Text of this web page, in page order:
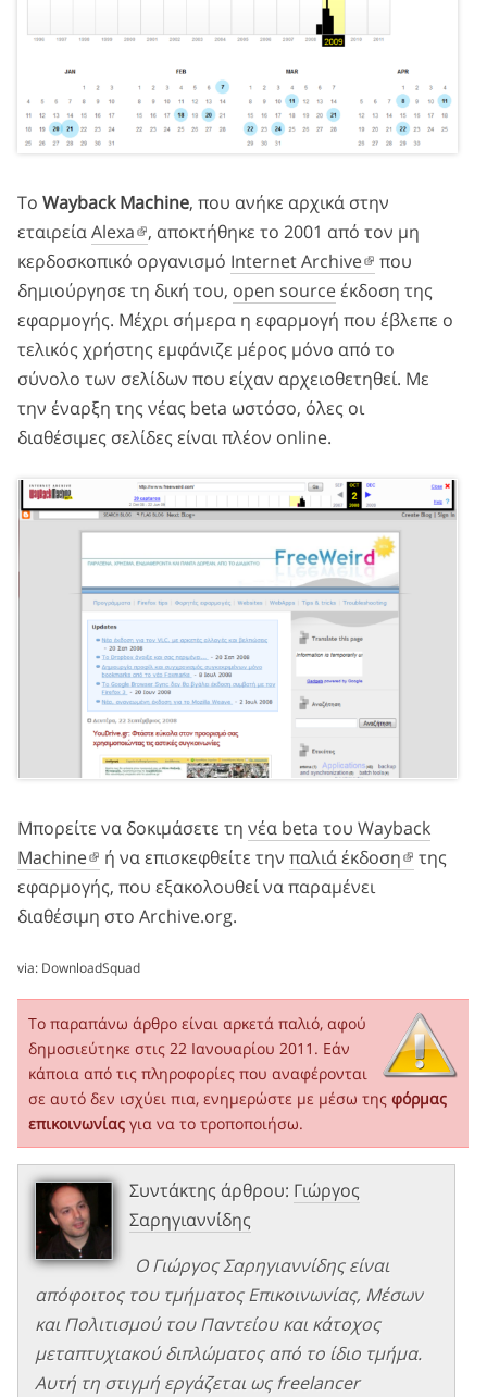
Το Wayback Machine, που ανήκε αρχικά στην
εταιρείαAlexa
, αποκτήθηκε το 2001 από τον μη
κερδοσκοπικό οργανισμό Internet Archive
που
δημιούργησε τη δική του, open sourceέκδοση της
εφαρμογής. Μέχρι σήμερα η εφαρμογή που έβλεπε ο
τελικός χρήστης εμφάνιζε μέρος μόνο από το
σύνολο των σελίδων που είχαν αρχειοθετηθεί. Με
την έναρξη της νέας beta ωστόσο, όλες οι
διαθέσιμες σελίδες είναι πλέον online.
Μπορείτε να δοκιμάσετε τη νέα beta του Wayback
Machine
ή να επισκεφθείτε την παλιά έκδοση
της
εφαρμογής, που εξακολουθεί να παραμένει
διαθέσιμη στο Archive.org.
via: DownloadSquad
Το παραπάνω άρθρο είναι αρκετά παλιό, αφού
δημοσιεύτηκε στις 22 Ιανουαρίου 2011. Εάν
κάποια από τις πληροφορίες που αναφέρονται
σε αυτό δεν ισχύει πια, ενημερώστε με μέσω της φόρμας
επικοινωνίας για να το τροποποιήσω.
Συντάκτης άρθρου: Γιώργος
Σαρηγιαννίδης
Ο Γιώργος Σαρηγιαννίδης είναι
απόφοιτος του τμήματος Επικοινωνίας, Μέσων
και Πολιτισμού του Παντείου και κάτοχος
μεταπτυχιακού διπλώματος από το ίδιο τμήμα.
Αυτή τη στιγμή εργάζεται ως freelancer